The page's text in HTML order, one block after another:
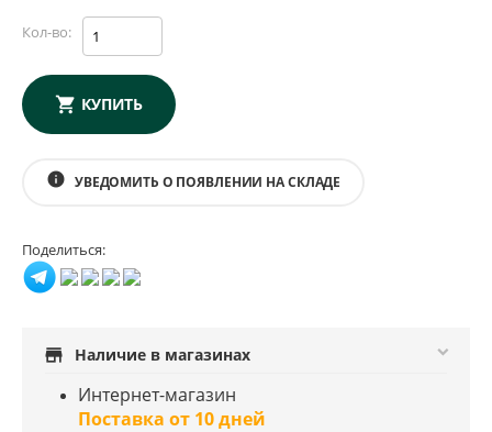
Кол-во:
КУПИТЬ
info УВЕДОМИТЬ О ПОЯВЛЕНИИ НА СКЛАДЕ
Поделиться:
store Наличие в магазинах
Интернет-магазин
Поставка от 10 дней